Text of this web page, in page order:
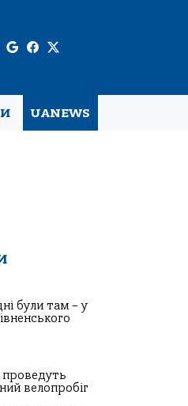
UANEWS
були там – у
проведуть
велопробіг